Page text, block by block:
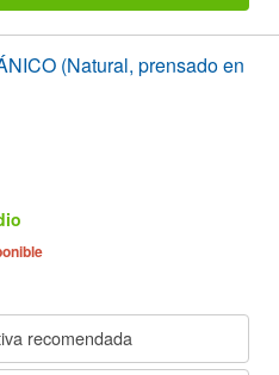
(Natural, prensado en
recomendada